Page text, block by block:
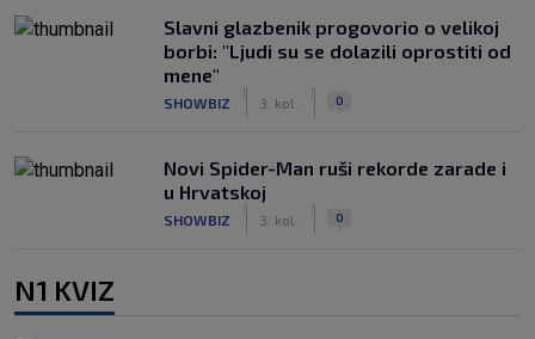
Slavni glazbenik progovorio o velikoj
borbi: "Ljudi su se dolazili oprostiti od
mene"
SHOWBIZ 3. kol. 0
Novi Spider-Man ruši rekorde zarade i
u Hrvatskoj
SHOWBIZ 3. kol. 0
N1 KVIZ